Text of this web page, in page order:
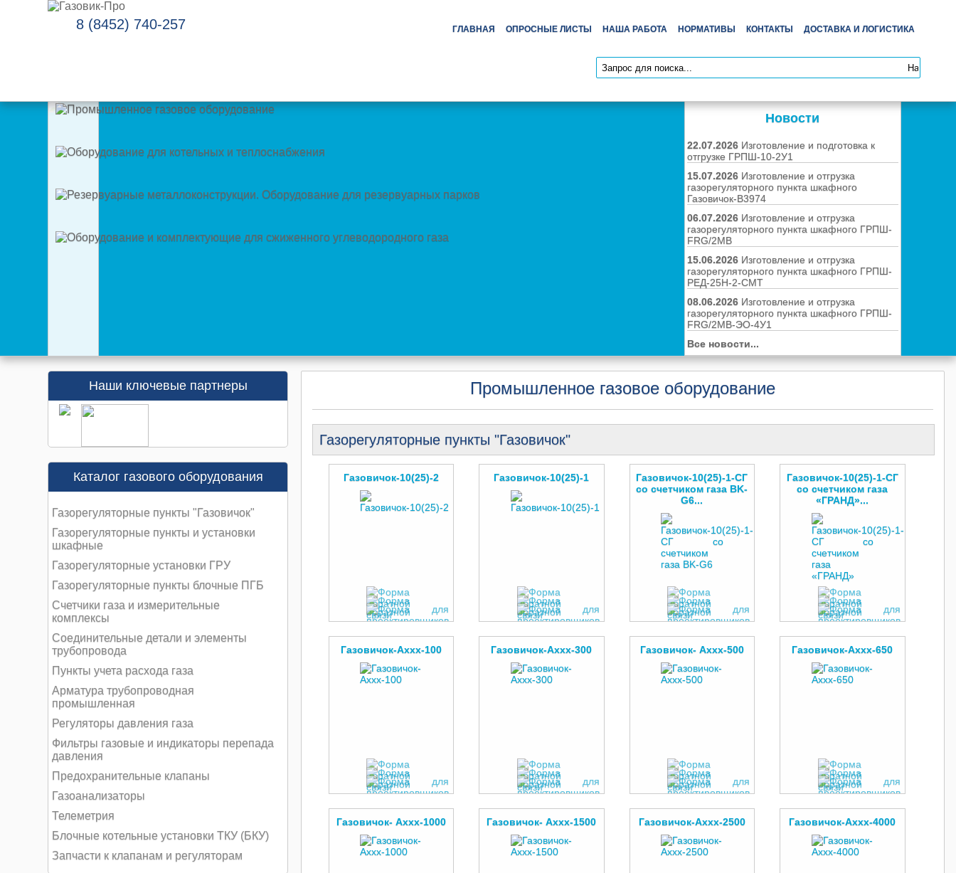
8 (8452) 740-257 ДОСТАВКА И ЛОГИСТИКА
КОНТАКТЫ
НОРМАТИВЫ
НАША РАБОТА
ОПРОСНЫЕ ЛИСТЫ
ГЛАВНАЯ
Новости
22.07.2026 Изготовление и подготовка к
отгрузке ГРПШ-10-2У1
15.07.2026 Изготовление и отгрузка
газорегуляторного пункта шкафного
Газовичок-В3974
06.07.2026 Изготовление и отгрузка
газорегуляторного пункта шкафного ГРПШ-
FRG/2MB
15.06.2026 Изготовление и отгрузка
газорегуляторного пункта шкафного ГРПШ-
РЕД-25Н-2-СМТ
08.06.2026 Изготовление и отгрузка
газорегуляторного пункта шкафного ГРПШ-
FRG/2MB-ЭО-4У1
Все новости...
Наши ключевые партнеры
Каталог газового оборудования
Газорегуляторные пункты "Газовичок"
Газорегуляторные пункты и установки
шкафные
Газорегуляторные установки ГРУ
Газорегуляторные пункты блочные ПГБ
Счетчики газа и измерительные
комплексы
Соединительные детали и элементы
трубопровода
Пункты учета расхода газа
Арматура трубопроводная
промышленная
Регуляторы давления газа
Фильтры газовые и индикаторы перепада
давления
Предохранительные клапаны
Газоанализаторы
Телеметрия
Блочные котельные установки ТКУ (БКУ)
Запчасти к клапанам и регуляторам
Промышленное газовое оборудование
Газорегуляторные пункты "Газовичок"
Газовичок-10(25)-2 Газовичок-10(25)-1
Газовичок-10(25)-1-СГ
со счетчиком газа BK-
G6...
Газовичок-10(25)-1-СГ
со счетчиком газа
«ГРАНД»...
Газовичок-Аххх-100 Газовичок-Аххх-300 Газовичок- Аххх-500 Газовичок-Аххх-650
Газовичок- Аххх-1000 Газовичок- Аххх-1500 Газовичок-Аххх-2500 Газовичок-Аххх-4000